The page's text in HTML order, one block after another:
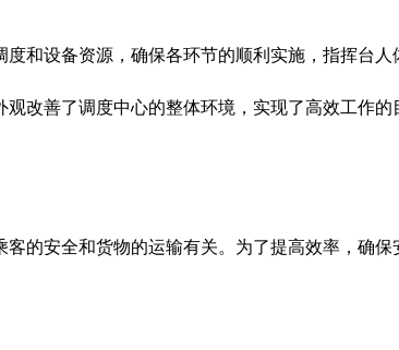
设备资源，确保各环节的顺利实施，指挥台人
改善了调度中心的整体环境，实现了高效工作的
安全和货物的运输有关。为了提高效率，确保